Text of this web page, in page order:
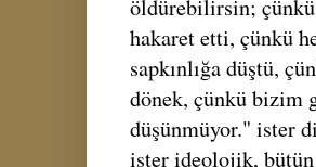
öldürebilirsin;
hakaret etti, çünkü
sapkınlığa düştü,
dönek, çünkü bizim
düşünmüyor." ister
ister ideolojik, bütün